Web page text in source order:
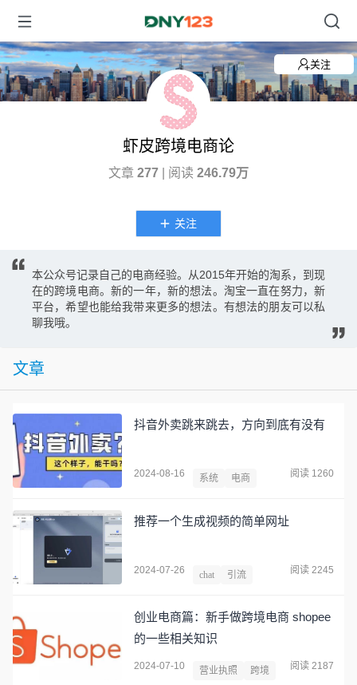
关注
虾皮跨境电商论
文章 277 | 阅读 246.79万
关注
本公众号记录自己的电商经验。从2015年开始的淘系，到现
在的跨境电商。新的一年，新的想法。淘宝一直在努力，新
平台，希望也能给我带来更多的想法。有想法的朋友可以私
聊我哦。
文章
抖音外卖跳来跳去，方向到底有没有
2024-08-16 系统 电商 阅读 1260
推荐一个生成视频的简单网址
2024-07-26 chat 引流 阅读 2245
创业电商篇：新手做跨境电商 shopee
的一些相关知识​
2024-07-10 营业执照 跨境 阅读 2187